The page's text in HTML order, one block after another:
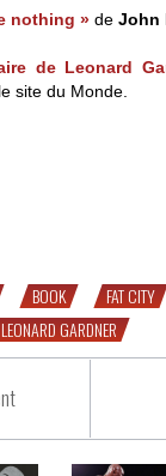
nothing » de John
de Leonard
site du Monde.
BOOK
FAT CITY
LEONARD GARDNER